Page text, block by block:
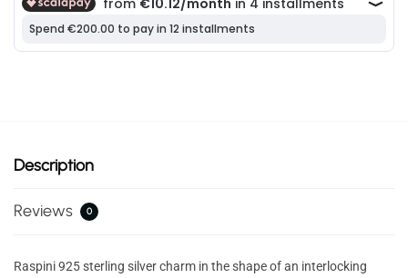
Description
Reviews 0
Raspini 925 sterling silver charm in the shape of an interlocking